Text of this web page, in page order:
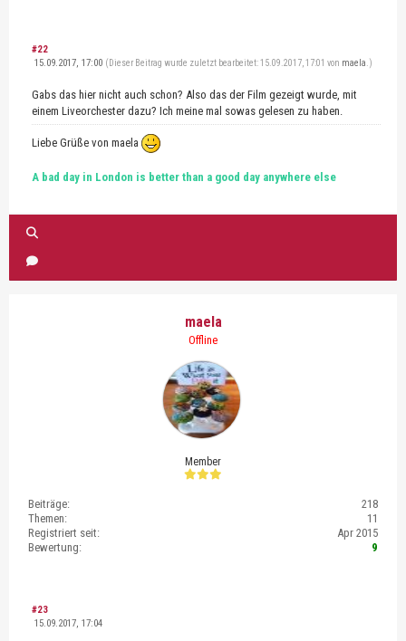
#22
15.09.2017, 17:00 (Dieser Beitrag wurde zuletzt bearbeitet: 15.09.2017, 17:01 von maela .)
Gabs das hier nicht auch schon? Also das der Film gezeigt wurde, mit
einem Liveorchester dazu? Ich meine mal sowas gelesen zu haben.
Liebe Grüße von maela
A bad day in London is better than a good day anywhere else
maela
Offline
Member
Beiträge:
218
Themen:
11
Registriert seit:
Apr 2015
Bewertung:
9
#23
15.09.2017, 17:04